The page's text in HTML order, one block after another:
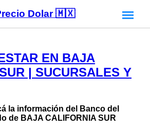
Dolar 🇲🇽
EN BAJA
| SUCURSALES Y
la información del Banco del
de BAJA CALIFORNIA SUR